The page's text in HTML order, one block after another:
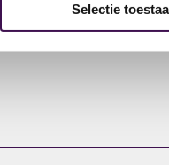
Selectie
Den